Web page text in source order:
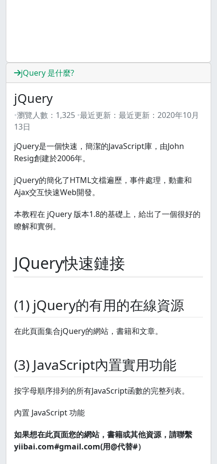
jQuery 是什麼?
jQuery
瀏覽人數： 1,325 最近更新： 最近更新： 2020年10月
13日
jQuery是一個快速，簡潔的JavaScript庫，由John
Resig創建於2006年。
jQuery的簡化了HTML文檔遍歷，事件處理，動畫和
Ajax交互快速Web開發。
本教程在 jQuery 版本1.8的基礎上，給出了一個很好的
瞭解和實例。
JQuery快速鏈接
(1) jQuery的有用的在線資源
在此頁面集合jQuery的網站，書籍和文章。
(3) JavaScript內置實用功能
按字母順序排列的所有JavaScript函數的完整列表。
內置 JavaScript 功能
如果想在此頁面您的網站，書籍或其他資源，請聯繫
yiibai.com#gmail.com(用@代替#）